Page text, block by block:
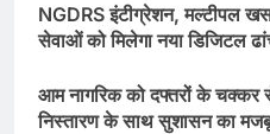
​NGDRS इंटीग्रेशन, मल्टीपल
सेवाओं को मिलेगा नया डिजिटल
​आम नागरिक को दफ्तरों के चक्कर
निस्तारण के साथ सुशासन का